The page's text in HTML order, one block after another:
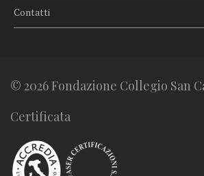
Contatti
© 2026 Fondazione Collegio San
Certificata